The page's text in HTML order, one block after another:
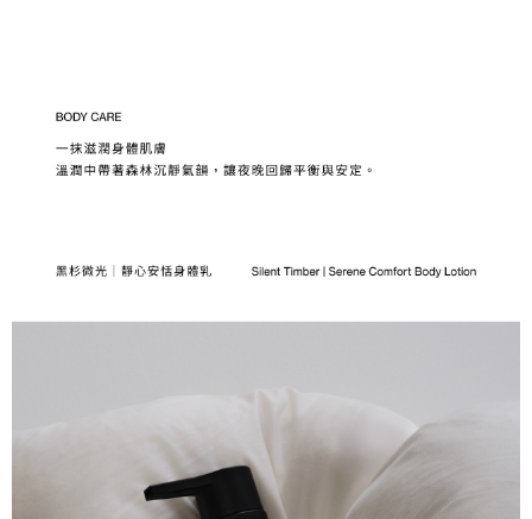
２．關於個人資料處理事宜，請瀏覽以下網址：
３．未成年的使用者請事先徵得法定代理人或監護人之同意方可使用
「AFTEE先享後付」，若未經同意申辦者引起之損失，本公司不負相關責
５．嚴禁一人註冊多個帳號或使用他人資訊註冊。若發現惡意使用之情形，
每筆NT$130，滿NT$1,800(含以上)免運費
海外配送